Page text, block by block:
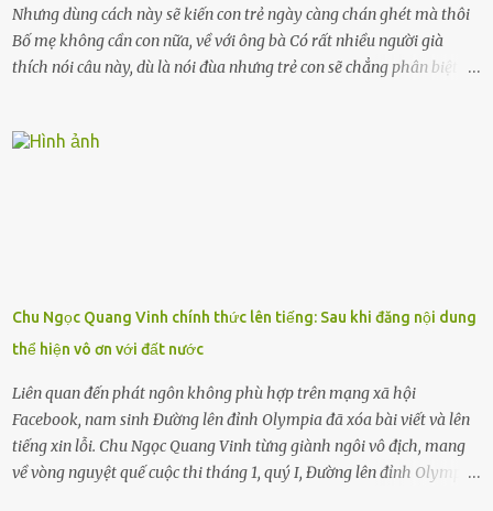
Nhưng dùng cách này sẽ kiến con trẻ ngày càng chán ghét mà thôi
Bố mẹ không cần con nữa, về với ông bà Có rất nhiều người già
thích nói câu này, dù là nói đùa nhưng trẻ con sẽ chẳng phân biệt
khuyên nhủ con thật cẩn thận. Nếu cháu không nghe lời, cảnh sát
để được giúp đỡ thì có thể sẽ bỏ lỡ cơ hội và gặp nguy hiểm. Trẻ con
có biết gì đâu Nhiều người cứ coi trẻ còn nhỏ nên dù có phạm sai
lầm, thì họ cũng không trách mắng. Nhưng nếu người lớn tuổi
không dạy con cẩn...
Chu Ngọc Quang Vinh chính thức lên tiếng: Sau khi đăng nội dung
thể hiện vô ơn với đất nước
Liên quan đến phát ngôn không phù hợp trên mạng xã hội
Facebook, nam sinh Đường lên đỉnh Olympia đã xóa bài viết và lên
tiếng xin lỗi. Chu Ngọc Quang Vinh từng giành ngôi vô địch, mang
về vòng nguyệt quế cuộc thi tháng 1, quý I, Đường lên đỉnh Olympia.